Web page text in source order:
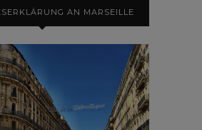
AN MARSEILLE